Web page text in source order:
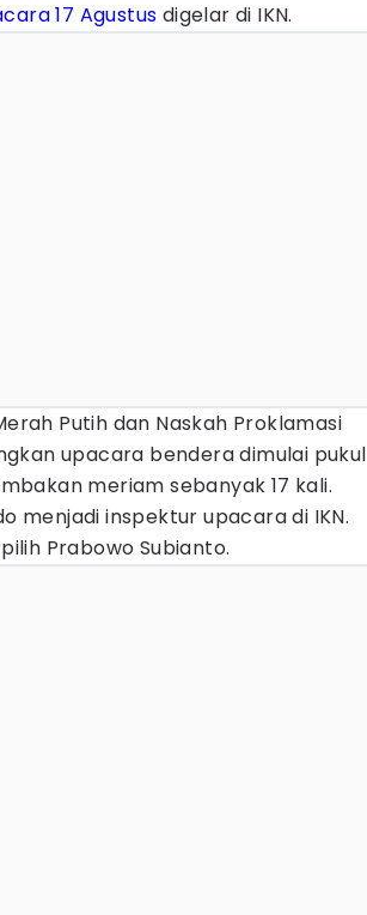
17 Agustus digelar di IKN.
Putih dan Naskah Proklamasi
upacara bendera dimulai pukul
meriam sebanyak 17 kali.
menjadi inspektur upacara di IKN.
Prabowo Subianto.